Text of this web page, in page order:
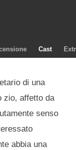
Cast
di una
zio, affetto da
senso
abbia una